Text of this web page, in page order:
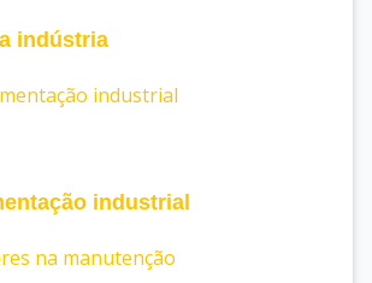
indústria
industrial